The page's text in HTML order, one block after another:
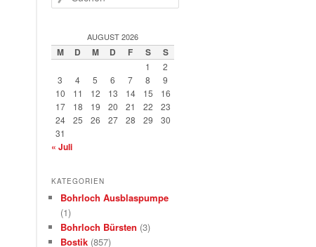
AUGUST 2026
M D M D F S S
1
2
3
4 5 6 7 8
9
10
11 12 13 14 15
16
17
18 19 20 21 22
23
24
25 26 27 28 29
30
31
« Juli
KATEGORIEN
Bohrloch Ausblaspumpe
(1)
Bohrloch Bürsten (3)
Bostik (857)